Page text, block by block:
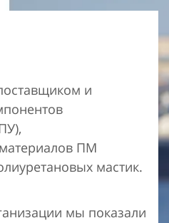
и
ПМ
мастик.
мы показали